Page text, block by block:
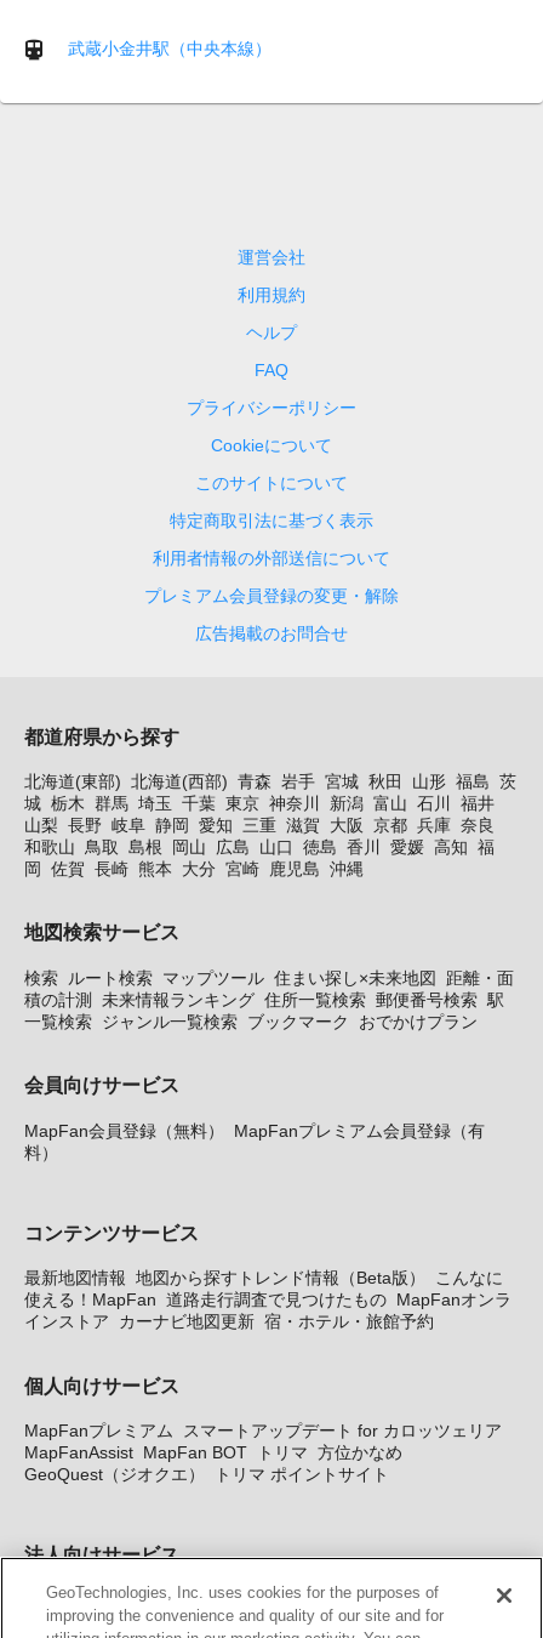
武蔵小金井駅（中央本線）
運営会社
利用規約
ヘルプ
FAQ
プライバシーポリシー
Cookieについて
このサイトについて
特定商取引法に基づく表示
利用者情報の外部送信について
プレミアム会員登録の変更・解除
広告掲載のお問合せ
都道府県から探す
北海道(東部) 北海道(西部) 青森 岩手 宮城 秋田 山形 福島 茨
城 栃木 群馬 埼玉 千葉 東京 神奈川 新潟 富山 石川
福井
山梨 長野 岐阜 静岡 愛知 三重 滋賀 大阪 京都 兵庫 奈良
和歌山
鳥取 島根 岡山 広島 山口 徳島 香川 愛媛 高知 福
岡
佐賀 長崎 熊本 大分 宮崎 鹿児島 沖縄
地図検索サービス
検索 ルート検索 マップツール 住まい探し×未来地図
距離・面
積の計測
未来情報ランキング 住所一覧検索 郵便番号検索 駅
一覧検索 ジャンル一覧検索 ブックマーク おでかけプラン
会員向けサービス
MapFan会員登録（無料）
MapFanプレミアム会員登録（有
料）
コンテンツサービス
最新地図情報 地図から探すトレンド情報（Beta版）
こんなに
使える！MapFan 道路走行調査で見つけたもの MapFanオンラ
インストア
カーナビ地図更新 宿・ホテル・旅館予約
個人向けサービス
MapFanプレミアム
スマートアップデート for カロッツェリア
MapFanAssist MapFan BOT トリマ 方位かなめ
GeoQuest（ジオクエ）
トリマ ポイントサイト
法人向けサービス
法人向け地図・位置情報サービス WEBサイト・システム向け地
図API Windows PC向け地図開発キット MapFan DB 住所確認
GeoTechnologies, Inc. uses cookies for the purposes of
improving the convenience and quality of our site and for